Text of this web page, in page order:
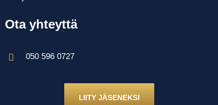
Ota yhteyttä
050 596 0727
LIITY JÄSENEKSI